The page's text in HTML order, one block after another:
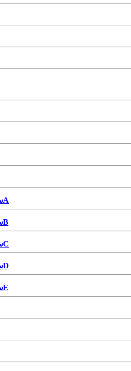
تانتالیومsmdسایزA
تانتالیومsmdسایزB
تانتالیومsmdسایزC
تانتالیومsmdسایزD
تانتالیومsmdسایزE